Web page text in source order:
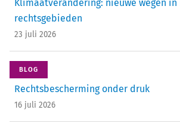
Klimaatverandering: nieuwe wegen in
rechtsgebieden
23 juli 2026
BLOG
Rechtsbescherming onder druk
16 juli 2026